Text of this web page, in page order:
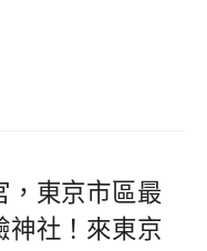
，東京市區最
神社！來東京